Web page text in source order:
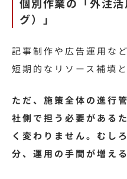
グ）」
記事制作や広告運用な
短期的なリソース補填
ただ、施策全体の進行
社側で担う必要がある
く変わりません。むし
分、運用の手間が増え